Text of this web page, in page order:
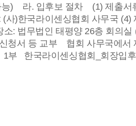
능) 라. 입후보 절차 (1) 제출서
)한국라이센싱협회 사무국 (4)
: 법무법인 태평양 26층 회의실
청서 등 교부 협회 사무국에
부 한국라이센싱협회_회장입후